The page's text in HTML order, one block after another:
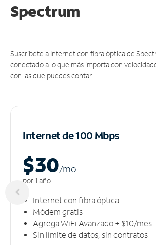
Spectrum
Suscríbete a Internet con fibra óptica de
conectado a lo que más importa con
con las que puedes contar.
Internet de 100 Mbps
$30/mo
por 1 año
Internet con fibra óptica
Módem gratis
Agrega WiFi Avanzado + $10/mes
Sin límite de datos, sin contratos